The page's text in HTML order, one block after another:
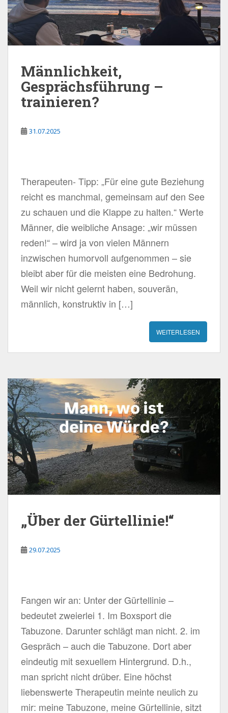
Männlichkeit,
Gesprächsführung –
trainieren?
31.07.2025
Therapeuten- Tipp: „Für eine gute Beziehung
reicht es manchmal, gemeinsam auf den See
zu schauen und die Klappe zu halten.“ Werte
Männer, die weibliche Ansage: „wir müssen
reden!“ – wird ja von vielen Männern
inzwischen humorvoll aufgenommen – sie
bleibt aber für die meisten eine Bedrohung.
Weil wir nicht gelernt haben, souverän,
männlich, konstruktiv in […]
WEITERLESEN
„Über der Gürtellinie!“
29.07.2025
Fangen wir an: Unter der Gürtellinie –
bedeutet zweierlei 1. Im Boxsport die
Tabuzone. Darunter schlägt man nicht. 2. im
Gespräch – auch die Tabuzone. Dort aber
eindeutig mit sexuellem Hintergrund. D.h.,
man spricht nicht drüber. Eine höchst
liebenswerte Therapeutin meinte neulich zu
mir: meine Tabuzone, meine Gürtellinie, sitzt